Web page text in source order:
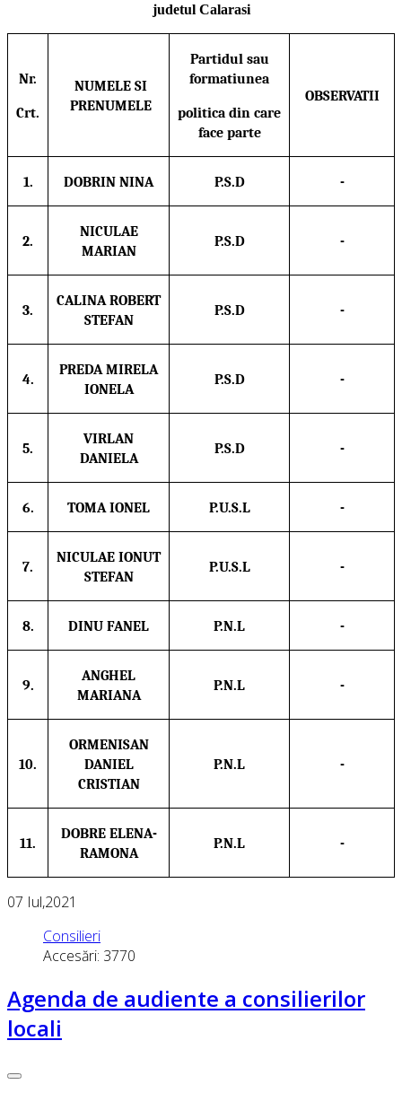
judetul Calarasi
Nr.
Crt.
NUMELE SI
PRENUMELE
Partidul sau
formatiunea
politica din care
face parte
OBSERVATII
1. DOBRIN NINA P.S.D -
2.
NICULAE
MARIAN
P.S.D -
3.
CALINA ROBERT
STEFAN
P.S.D -
4.
PREDA MIRELA
IONELA
P.S.D -
5.
VIRLAN
DANIELA
P.S.D -
6. TOMA IONEL P.U.S.L -
7.
NICULAE IONUT
STEFAN
P.U.S.L -
8. DINU FANEL P.N.L -
9.
ANGHEL
MARIANA
P.N.L -
10.
ORMENISAN
DANIEL
CRISTIAN
P.N.L -
11.
DOBRE ELENA-
RAMONA
P.N.L -
07 Iul,2021
Consilieri
Accesări: 3770
Agenda de audiente a consilierilor
locali